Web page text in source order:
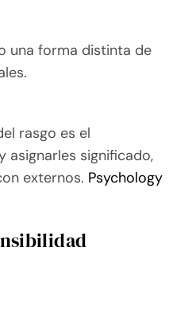
una forma distinta de
rasgo es el
asignarles significado,
externos. Psychology